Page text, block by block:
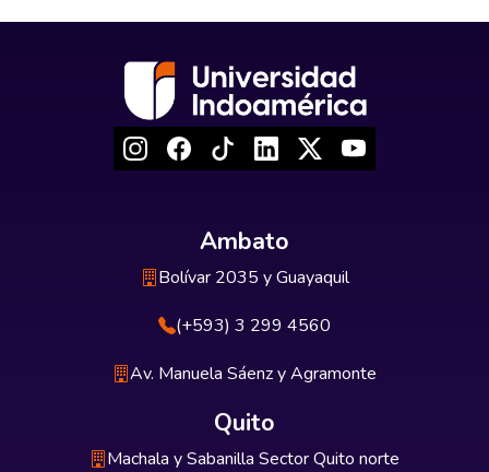
Ambato
Bolívar 2035 y Guayaquil
(+593) 3 299 4560
Av. Manuela Sáenz y Agramonte
Quito
Machala y Sabanilla Sector Quito norte